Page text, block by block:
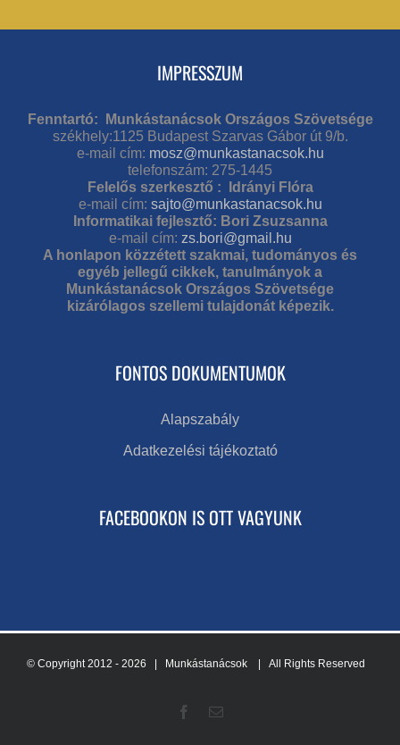
IMPRESSZUM
Fenntartó: Munkástanácsok Országos Szövetsége
székhely:1125 Budapest Szarvas Gábor út 9/b.
e-mail cím: mosz@munkastanacsok.hu
telefonszám: 275-1445
Felelős szerkesztő : Idrányi Flóra
e-mail cím: sajto@munkastanacsok.hu
Informatikai fejlesztő: Bori Zsuzsanna
e-mail cím: zs.bori@gmail.hu
A honlapon közzétett szakmai, tudományos és
egyéb jellegű cikkek, tanulmányok a
Munkástanácsok Országos Szövetsége
kizárólagos szellemi tulajdonát képezik.
FONTOS DOKUMENTUMOK
Alapszabály
Adatkezelési tájékoztató
FACEBOOKON IS OTT VAGYUNK
© Copyright 2012 - 2026 | Munkástanácsok | All Rights Reserved
Facebook
Email